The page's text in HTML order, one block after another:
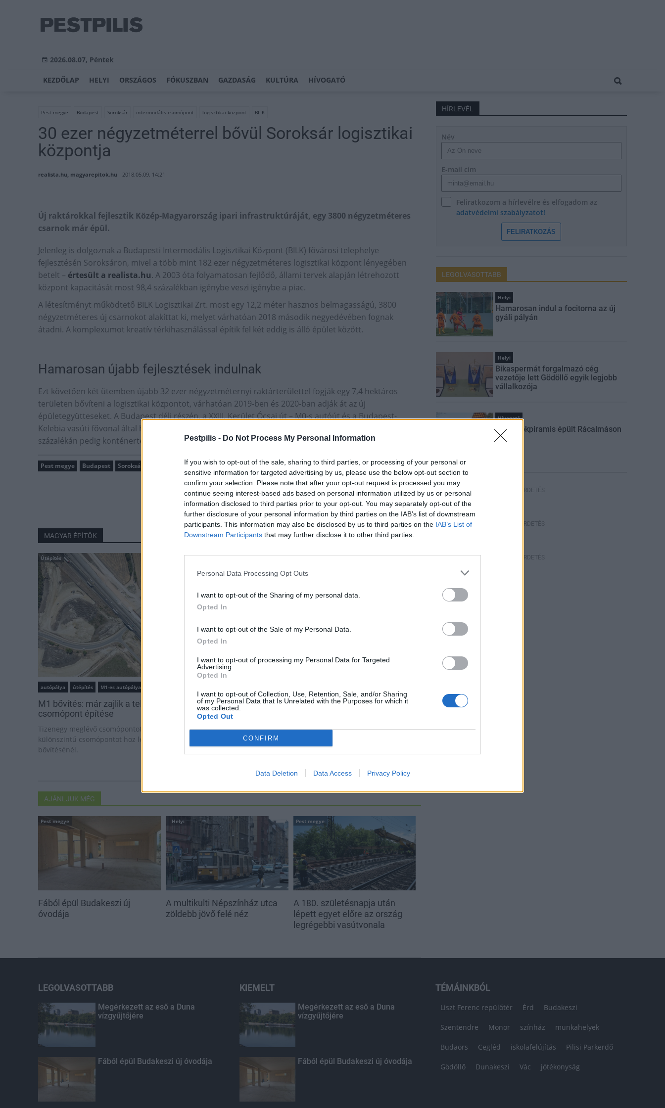
Pestpilis - Do Not Process My Personal Information
If you wish to opt-out of the sale, sharing to third parties, or processing of your personal or
sensitive information for targeted advertising by us, please use the below opt-out section to
confirm your selection. Please note that after your opt-out request is processed you may
continue seeing interest-based ads based on personal information utilized by us or personal
information disclosed to third parties prior to your opt-out. You may separately opt-out of the
further disclosure of your personal information by third parties on the IAB’s list of downstream
participants. This information may also be disclosed by us to third parties on the IAB’s List of
Downstream Participants that may further disclose it to other third parties.
Personal Data Processing Opt Outs
I want to opt-out of the Sharing of my personal data.
Opted In
I want to opt-out of the Sale of my Personal Data.
Opted In
I want to opt-out of processing my Personal Data for Targeted
Advertising.
Opted In
I want to opt-out of Collection, Use, Retention, Sale, and/or Sharing
of my Personal Data that Is Unrelated with the Purposes for which it
was collected.
Opted Out
CONFIRM
Data Deletion Data Access Privacy Policy
2026.08.07, Péntek
KEZDŐLAP HELYI ORSZÁGOS FÓKUSZBAN GAZDASÁG KULTÚRA HÍVOGATÓ
Pest megye Budapest Soroksár intermodális csomópont logisztikai központ BILK
30 ezer négyzetméterrel bővül Soroksár logisztikai
központja
realista.hu, magyarepitok.hu 2018.05.09. 14:21
Új raktárokkal fejlesztik Közép-Magyarország ipari infrastruktúráját, egy 3800 négyzetméteres
csarnok már épül.
Jelenleg is dolgoznak a Budapesti Intermodális Logisztikai Központ (BILK) fővárosi telephelye
fejlesztésén Soroksáron, mivel a több mint 182 ezer négyzetméteres logisztikai központ lényegében
betelt – értesült a realista.hu. A 2003 óta folyamatosan fejlődő, állami tervek alapján létrehozott
központ kapacitását most 98,4 százalékban igénybe veszi igénybe a piac.
A létesítményt működtető BILK Logisztikai Zrt. most egy 12,2 méter hasznos belmagasságú, 3800
négyzetméteres új csarnokot alakíttat ki, melyet várhatóan 2018 második negyedévében fognak
átadni. A komplexumot kreatív térkihasználással építik fel két eddig is álló épület között.
Hamarosan újabb fejlesztések indulnak
Ezt követően két ütemben újabb 32 ezer négyzetméternyi raktárterülettel fogják egy 7,4 hektáros
területen bővíteni a logisztikai központot, várhatóan 2019-ben és 2020-ban adják át az új
épületegyütteseket. A Budapest déli részén, a XXIII. Kerület Ócsai út – M0-s autóút és a Budapest-
Kelebia vasúti fővonal által határolt 100 hektáros területen működő BILK 10 százalékán vasúti, 20
százalékán pedig konténerterminál működik.
Pest megye Budapest Soroksár intermodális csomópont logisztikai központ BILK
MAGYAR ÉPÍTŐK
Útépítés
autópálya útépítés M1-es autópálya
M1 bővítés: már zajlik a teljesen új Bicske Kelet
csomópont építése
Tizenegy meglévő csomópontot korszerűsít és négy új,
különszintű csomópontot hoz létre az MKIF az M1-es
bővítésénél.
Új gyalogosátkelők és jelzőlámpás
református iskoláját
Látványos építési szakasz indult
mérföldköve a felülvizsgálat
AJÁNLJUK MÉG
Pest megye
Fából épül Budakeszi új
óvodája
Helyi
A multikulti Népszínház utca
zöldebb jövő felé néz
Pest megye
A 180. születésnapja után
lépett egyet előre az ország
legrégebbi vasútvonala
HÍRLEVÉL
Név
E-mail cím
Feliratkozom a hírlevélre és elfogadom az
adatvédelmi szabályzatot!
FELIRATKOZÁS
LEGOLVASOTTABB
Helyi
Hamarosan indul a focitorna az új
gyáli pályán
Helyi
Bikaspermát forgalmazó cég
vezetője lett Gödöllő egyik legjobb
vállalkozója
Hívogató
Óriási tökpiramis épült Rácalmáson
HIRDETÉS
HIRDETÉS
HIRDETÉS
LEGOLVASOTTABB
Megérkezett az eső a Duna
vízgyűjtőjére
Fából épül Budakeszi új óvodája
KIEMELT
Megérkezett az eső a Duna
vízgyűjtőjére
Fából épül Budakeszi új óvodája
TÉMÁINKBÓL
Liszt Ferenc repülőtér Érd Budakeszi
Szentendre Monor színház munkahelyek
Budaörs Cegléd iskolafelújítás Pilisi Parkerdő
Gödöllő Dunakeszi Vác jótékonyság